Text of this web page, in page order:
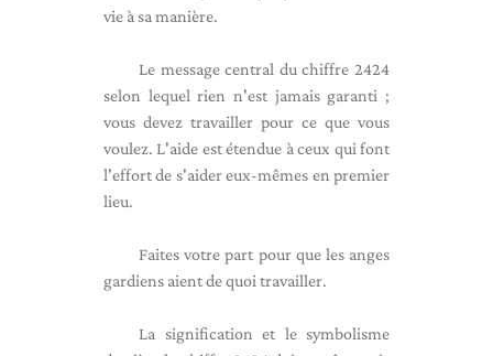
vie à sa manière.
Le message central du chiffre 2424
selon lequel rien n'est jamais garanti ;
vous devez travailler pour ce que vous
voulez. L'aide est étendue à ceux qui font
l'effort de s'aider eux-mêmes en premier
lieu.
Faites votre part pour que les anges
gardiens aient de quoi travailler.
La signification et le symbolisme